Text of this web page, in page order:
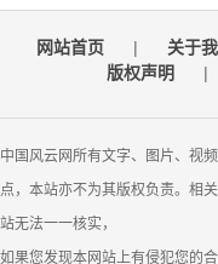
网站首页 | 关于
版权声明
|
中国风云网所有文字、图片、视
点，本站亦不为其版权负责。相
站无法一一核实，
如果您发现本网站上有侵犯您的